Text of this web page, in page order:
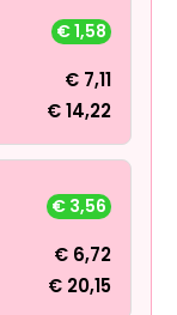
€1,58
€ 7,11
€14,22
€ 3,56
€ 6,72
€ 20,15